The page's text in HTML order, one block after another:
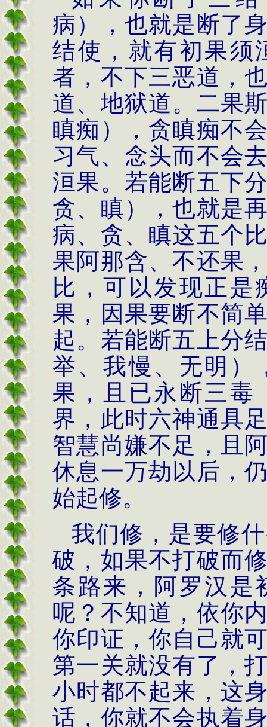
病），也就是断了
结使，就有初果须
者，不下三恶道，
道、地狱道。二果
瞋痴），贪瞋痴不
习气、念头而不会
洹果。若能断五下
贪、瞋），也就是
病、贪、瞋这五个
果阿那含、不还果
比，可以发现正是
果，因果要断不简
起。若能断五上分
举、我慢、无明）
果，且已永断三毒
界，此时六神通具
智慧尚嫌不足，且
休息一万劫以后，
始起修。
我们修，是要修
破，如果不打破而
条路来，阿罗汉是
呢？不知道，依你
你印证，你自己就
第一关就没有了，
小时都不起来，这
话，你就不会执着